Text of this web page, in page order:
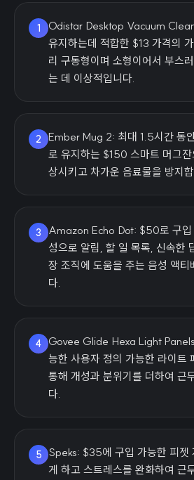
1
Odistar Desktop Vacuum
유지하는데 적합한 $13 가격의
리 구동형이며 소형이어서 부스
는 데 이상적입니다.
2
Ember Mug 2: 최대 1.5시간 동
로 유지하는 $150 스마트 머그
상시키고 차가운 음료물을 방지
3
Amazon Echo Dot: $50로 구입
성으로 알림, 할 일 목록, 신속한
장 조직에 도움을 주는 음성 액티
다.
4
Govee Glide Hexa Light
능한 사용자 정의 가능한 라이트
통해 개성과 분위기를 더하여 근
다.
5
Speks: $35에 구입 가능한 피젯
게 하고 스트레스를 완화하여 근